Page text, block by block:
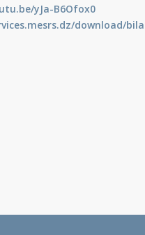
yJa-B6Ofox0
download/